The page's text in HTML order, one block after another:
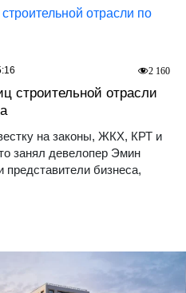
строительной отрасли
на законы, ЖКХ, КРТ и
занял девелопер Эмин
бизнеса,
2 160